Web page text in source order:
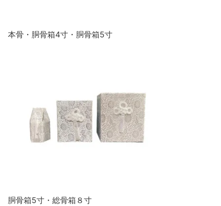
本骨・胴骨箱4寸・胴骨箱5寸
胴骨箱5寸・総骨箱８寸